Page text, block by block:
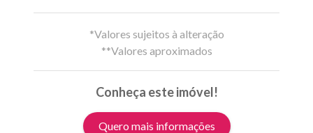
*Valores sujeitos à alteração
**Valores aproximados
Conheça este imóvel!
Quero mais informações